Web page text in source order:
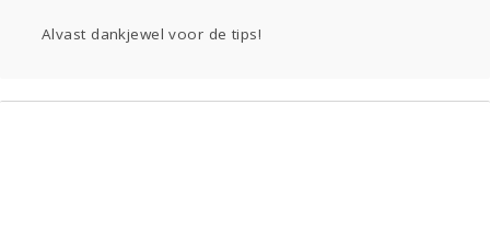
Alvast dankjewel voor de tips!